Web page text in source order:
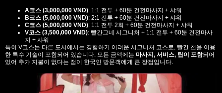
A코스 (3,000,000 VND): 1:1 전투 + 60분 건전마사지 + 샤워
B코스 (5,000,000 VND): 2:1 전투 + 60분 건전마사지 + 샤워
C코스 (5,000,000 VND): 1:1 전투 2회 + 60분 건전마사지 + 샤워
V코스 (3,500,000 VND): 빨간그네 시그니처 + 1:1 전투 + 60분 건전마사
지 + 샤워
특히 V코스는 다른 도시에서는 경험하기 어려운 시그니처 코스로, 빨간 천을 이용
한 특수 기술이 포함되어 있습니다. 모든 금액에는 마사지, 서비스, 팁이 포함되어
있어 추가 지불이 없다는 점이 한국인 방문객에게 큰 장점입니다.